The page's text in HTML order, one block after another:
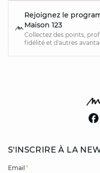
Rejoignez le
Maison 123
Collectez des points,
fidélité et d'autres
S'INSCRIRE À LA
Email *